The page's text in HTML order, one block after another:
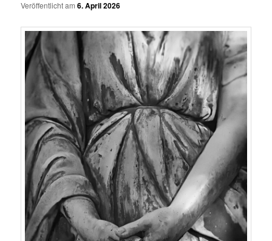
Veröffentlicht am6. April 2026